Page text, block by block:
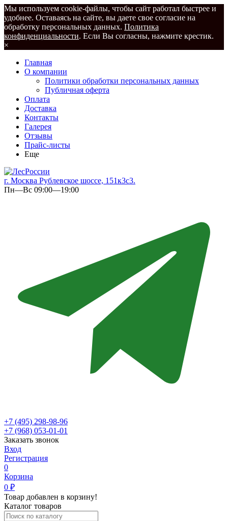
Мы используем cookie-файлы, чтобы сайт работал быстрее и
удобнее. Оставаясь на сайте, вы даете свое согласие на
обработку персональных данных. Политика
конфиденциальности. Если Вы согласны, нажмите крестик.
×
Главная
О компании
Политики обработки персональных данных
Публичная оферта
Оплата
Доставка
Контакты
Галерея
Отзывы
Прайс-листы
Еще
г. Москва Рублевское шоссе, 151к3с3.
Пн—Вс 09:00—19:00
+7 (495) 298-98-96
+7 (968) 053-01-01
Заказать звонок
Вход
Регистрация
0
Корзина
0 ₽
Товар добавлен в корзину!
Каталог товаров